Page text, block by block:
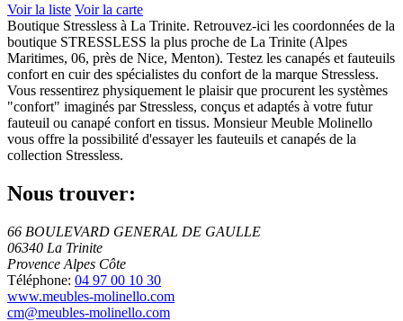
Voir la liste Voir la carte
Boutique Stressless à La Trinite. Retrouvez-ici les coordonnées de la
boutique STRESSLESS la plus proche de La Trinite (Alpes
Maritimes, 06, près de Nice, Menton). Testez les canapés et fauteuils
confort en cuir des spécialistes du confort de la marque Stressless.
Vous ressentirez physiquement le plaisir que procurent les systèmes
"confort" imaginés par Stressless, conçus et adaptés à votre futur
fauteuil ou canapé confort en tissus. Monsieur Meuble Molinello
vous offre la possibilité d'essayer les fauteuils et canapés de la
collection Stressless.
Nous trouver:
66 BOULEVARD GENERAL DE GAULLE
06340 La Trinite
Provence Alpes Côte
Téléphone: 04 97 00 10 30
www.meubles-molinello.com
cm@meubles-molinello.com